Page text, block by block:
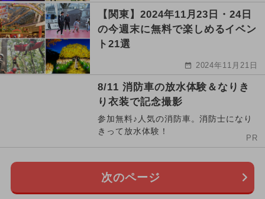
【関東】2024年11月23日・24日
の今週末に無料で楽しめるイベン
ト21選
2024年11月21日
8/11 消防車の放水体験＆なりき
り衣装で記念撮影
参加無料♪人気の消防車。消防士になり
きって放水体験！
PR
次のページ